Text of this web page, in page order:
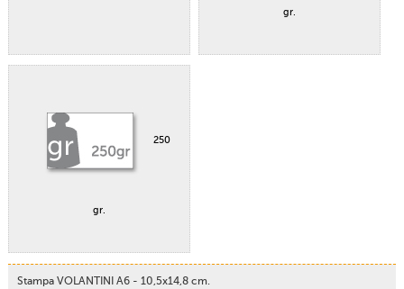
gr.
250
gr.
Stampa VOLANTINI A6 - 10,5x14,8 cm.